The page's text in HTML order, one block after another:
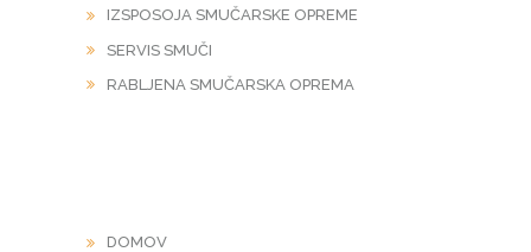
IZSPOSOJA SMUČARSKE OPREME
SERVIS SMUČI
RABLJENA SMUČARSKA OPREMA
DOMOV